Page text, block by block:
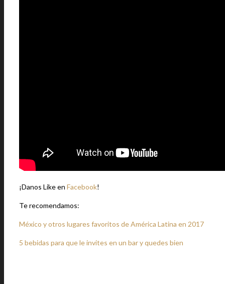
¡Danos Like en Facebook!
Te recomendamos:
México y otros lugares favoritos de América Latina en 2017
5 bebidas para que le invites en un bar y quedes bien